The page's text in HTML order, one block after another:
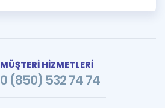
MÜŞTERİ HİZMETLERİ
0 (850) 532 74 74